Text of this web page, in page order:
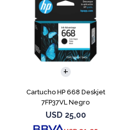
Cartucho HP 668 Deskjet
7FP37VL Negro
USD 25,00